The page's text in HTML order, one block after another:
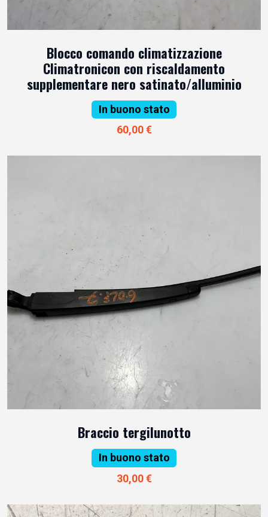
Blocco comando climatizzazione
Climatronicon con riscaldamento
supplementare nero satinato/alluminio
In buono stato
60,00 €
Braccio tergilunotto
In buono stato
30,00 €